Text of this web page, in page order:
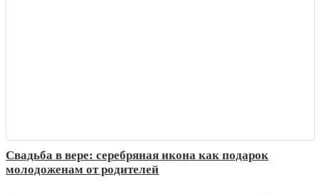
Свадьба в вере: серебряная икона как подарок
молодоженам от родителей